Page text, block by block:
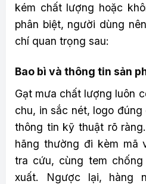
kém chất lượng hoặc
phân biệt, người dùng
chí quan trọng sau:
Bao bì và thông tin sản
Gạt mưa chất lượng luôn
chu, in sắc nét, logo
thông tin kỹ thuật rõ
hãng thường đi kèm mã
tra cứu, cùng tem
xuất. Ngược lại, hàng